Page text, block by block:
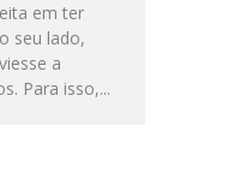
em ter
seu lado,
a
Para isso,...